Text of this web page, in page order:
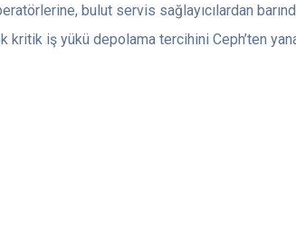
bulut servis sağlayıcılardan
iş yükü depolama tercihini Ceph’ten